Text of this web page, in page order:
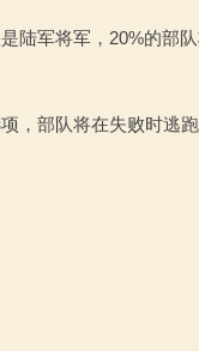
陆军将军，20%的部
，部队将在失败时逃